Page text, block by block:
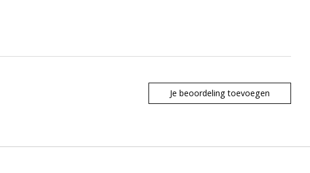
Je beoordeling toevoegen